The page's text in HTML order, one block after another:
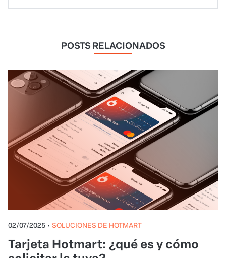
POSTS RELACIONADOS
02/07/2025 • SOLUCIONES DE HOTMART
Tarjeta Hotmart: ¿qué es y cómo